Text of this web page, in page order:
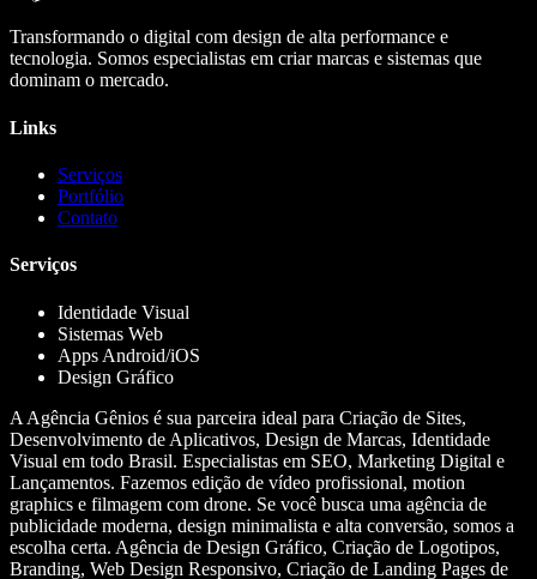
Transformando o digital com design de alta performance e
tecnologia. Somos especialistas em criar marcas e sistemas que
dominam o mercado.
Links
Serviços
Portfólio
Contato
Serviços
Identidade Visual
Sistemas Web
Apps Android/iOS
Design Gráfico
A Agência Gênios é sua parceira ideal para Criação de Sites,
Desenvolvimento de Aplicativos, Design de Marcas, Identidade
Visual em todo Brasil. Especialistas em SEO, Marketing Digital e
Lançamentos. Fazemos edição de vídeo profissional, motion
graphics e filmagem com drone. Se você busca uma agência de
publicidade moderna, design minimalista e alta conversão, somos a
escolha certa. Agência de Design Gráfico, Criação de Logotipos,
Branding, Web Design Responsivo, Criação de Landing Pages de